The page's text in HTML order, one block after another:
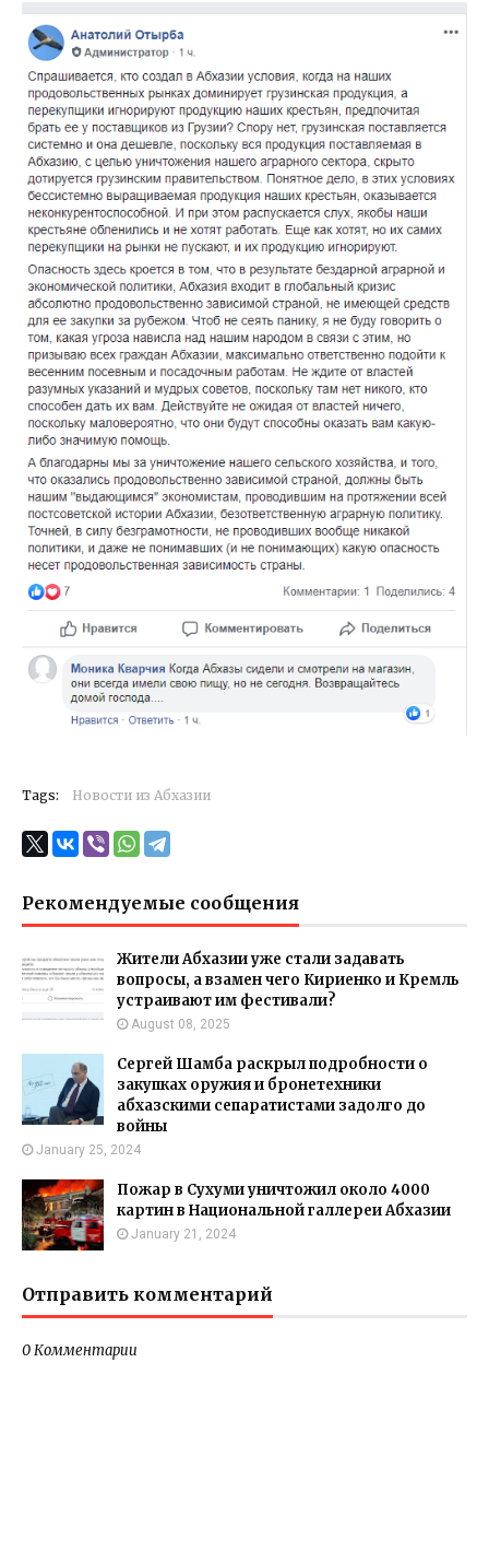
Tags: Новости из Абхазии
Рекомендуемые сообщения
Жители Абхазии уже стали задавать
вопросы, а взамен чего Кириенко и Кремль
устраивают им фестивали?
August 08, 2025
Сергей Шамба раскрыл подробности о
закупках оружия и бронетехники
абхазскими сепаратистами задолго до
войны
January 25, 2024
Пожар в Сухуми уничтожил около 4000
картин в Национальной галлереи Абхазии
January 21, 2024
Отправить комментарий
0 Комментарии